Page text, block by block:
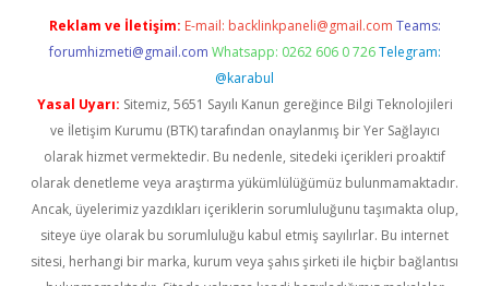
Reklam ve İletişim: E-mail: backlinkpaneli@gmail.com Teams:
forumhizmeti@gmail.com Whatsapp: 0262 606 0 726 Telegram:
@karabul
Yasal Uyarı: Sitemiz, 5651 Sayılı Kanun gereğince Bilgi Teknolojileri
ve İletişim Kurumu (BTK) tarafından onaylanmış bir Yer Sağlayıcı
olarak hizmet vermektedir. Bu nedenle, sitedeki içerikleri proaktif
olarak denetleme veya araştırma yükümlülüğümüz bulunmamaktadır.
Ancak, üyelerimiz yazdıkları içeriklerin sorumluluğunu taşımakta olup,
siteye üye olarak bu sorumluluğu kabul etmiş sayılırlar. Bu internet
sitesi, herhangi bir marka, kurum veya şahıs şirketi ile hiçbir bağlantısı